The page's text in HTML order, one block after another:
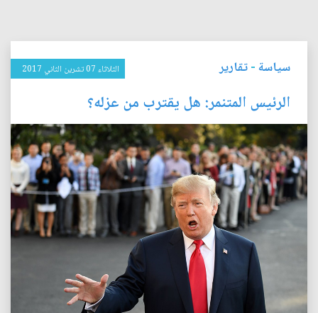
سياسة-تقارير الثلاثاء 07 تشرين الثاني 2017
الرئيس المتنمر: هل يقترب من عزله؟